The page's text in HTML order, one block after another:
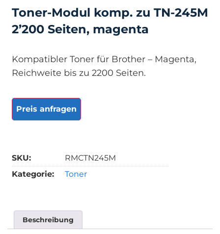
Toner-Modul komp. zu TN-245M
2’200 Seiten, magenta
Kompatibler Toner für Brother – Magenta,
Reichweite bis zu 2200 Seiten.
Preis anfragen
SKU:
RMCTN245M
Kategorie:
Toner
Beschreibung